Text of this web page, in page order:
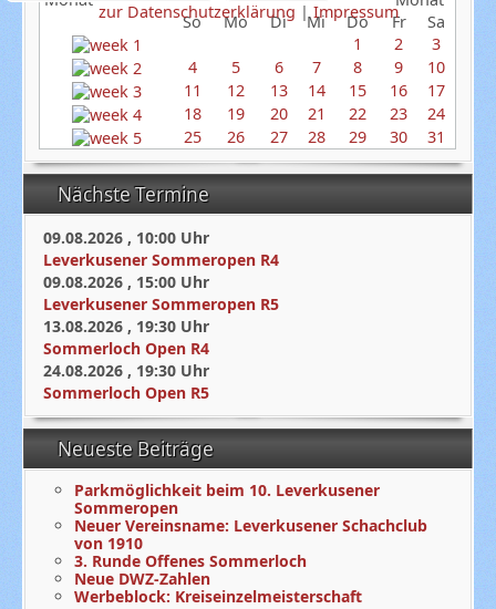
So
Mo Di Mi Do Fr
Sa
1
2
3
4
5 6 7 8 9
10
11
12 13 14 15 16
17
18
19 20 21 22 23
24
25
26 27 28 29 30 31
Nächste Termine
09.08.2026 , 10:00 Uhr
Leverkusener Sommeropen R4
09.08.2026 , 15:00 Uhr
Leverkusener Sommeropen R5
13.08.2026 , 19:30 Uhr
Sommerloch Open R4
24.08.2026 , 19:30 Uhr
Sommerloch Open R5
Neueste Beiträge
Parkmöglichkeit beim 10. Leverkusener
Sommeropen
Neuer Vereinsname: Leverkusener Schachclub
von 1910
3. Runde Offenes Sommerloch
Neue DWZ-Zahlen
Werbeblock: Kreiseinzelmeisterschaft
zur Datenschutzerklärung |Impressum